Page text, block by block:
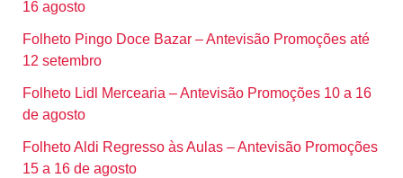
16 agosto
Folheto Pingo Doce Bazar – Antevisão Promoções até
12 setembro
Folheto Lidl Mercearia – Antevisão Promoções 10 a 16
de agosto
Folheto Aldi Regresso às Aulas – Antevisão Promoções
15 a 16 de agosto